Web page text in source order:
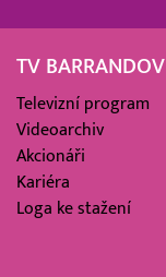
TV BARRANDOV
Televizní program
Videoarchiv
Akcionáři
Kariéra
Loga ke stažení